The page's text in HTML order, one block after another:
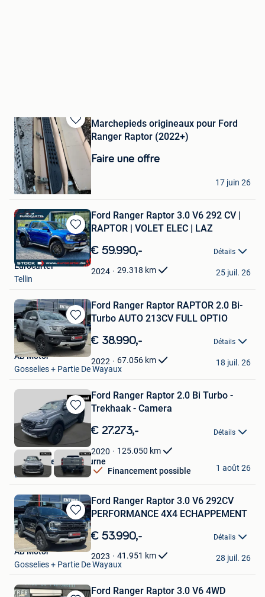
Sauvegarder
dans
Mes
Favoris
Marchepieds origineaux pour Ford
Ranger Raptor (2022+)
Faire une offre
JOO
Weerde
17 juin 26
Sauvegarder
dans
Mes
Favoris
Ford Ranger Raptor 3.0 V6 292 CV |
RAPTOR | VOLET ELEC | LAZ
€ 59.990,- Détails
2024 29.318 km
Eurocartel
Tellin
25 juil. 26
Sauvegarder
dans
Mes
Favoris
Ford Ranger Raptor RAPTOR 2.0 Bi-
Turbo AUTO 213CV FULL OPTIO
€ 38.990,- Détails
2022 67.056 km
AB Motor
Gosselies + Partie De Wayaux
18 juil. 26
Sauvegarder
dans
Mes
Favoris
Ford Ranger Raptor 2.0 Bi Turbo -
Trekhaak - Camera
€ 27.273,- Détails
2020 125.050 km
Financement possible
Van Mossel Ford Deurne
Deurne
1 août 26
Sauvegarder
dans
Mes
Favoris
Ford Ranger Raptor 3.0 V6 292CV
PERFORMANCE 4X4 ECHAPPEMENT
€ 53.990,- Détails
2023 41.951 km
AB Motor
Gosselies + Partie De Wayaux
28 juil. 26
Ford Ranger Raptor 3.0 V6 4WD